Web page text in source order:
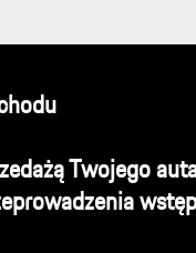
Twojego